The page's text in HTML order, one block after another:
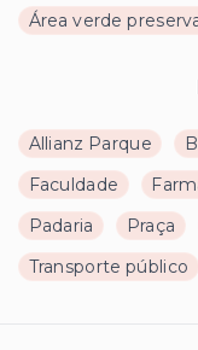
Área verde
Allianz Parque
Faculdade
Padaria
Praça
Transporte público